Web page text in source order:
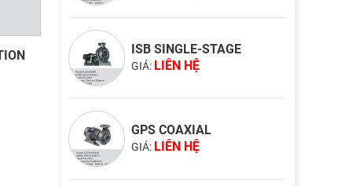
ISB SINGLE-STAGE
GIÁ: LIÊN HỆ
GPS COAXIAL
GIÁ: LIÊN HỆ